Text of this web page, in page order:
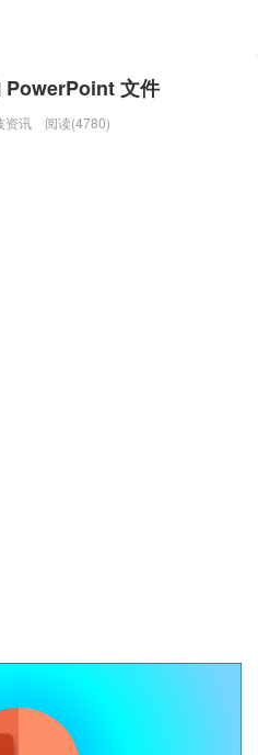
PowerPoint 文件
资讯 阅读(4780)